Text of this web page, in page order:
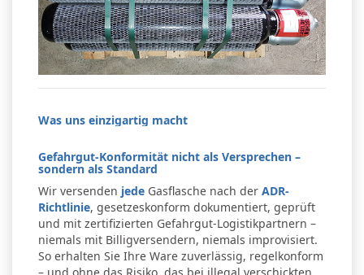
Was uns einzigartig macht
Gefahrgut-Konformität nicht als Versprechen –
sondern als Standard
Wir versenden jede Gasflasche nach der ADR-
Richtlinie, gesetzeskonform dokumentiert, geprüft
und mit zertifizierten Gefahrgut-Logistikpartnern –
niemals mit Billigversendern, niemals improvisiert.
So erhalten Sie Ihre Ware zuverlässig, regelkonform